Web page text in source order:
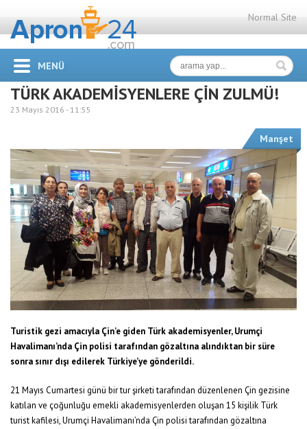
Normal Site
MENÜ
TÜRK AKADEMİSYENLERE ÇİN ZULMÜ!
23 Mayıs 2016 - 11:55
Manşet
Turistik gezi amacıyla Çin’e giden Türk akademisyenler, Urumçi
Havalimanı’nda Çin polisi tarafından gözaltına alındıktan bir süre
sonra sınır dışı edilerek Türkiye’ye gönderildi.
21 Mayıs Cumartesi günü bir tur şirketi tarafından düzenlenen Çin gezisine
katılan ve çoğunluğu emekli akademisyenlerden oluşan 15 kişilik Türk
turist kafilesi, Urumçi Havalimanı’nda Çin polisi tarafından gözaltına